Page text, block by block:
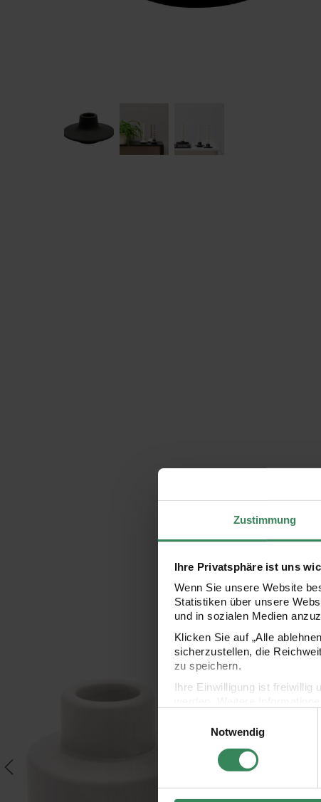
Zustimmung
Ihre Privatsphäre ist uns
Wenn Sie unsere Website
Statistiken über unsere
und in sozialen Medien
Klicken Sie auf „Alle
sicherzustellen, die
zu speichern.
Ihre Einwilligung ist freiwillig
Impressum
Datenschutz
Notwendig
Keramikkerzenhalter